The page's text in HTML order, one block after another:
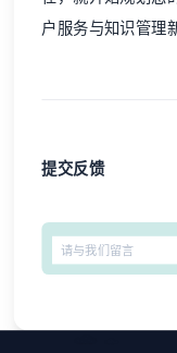
户服务与知识管理
提交反馈